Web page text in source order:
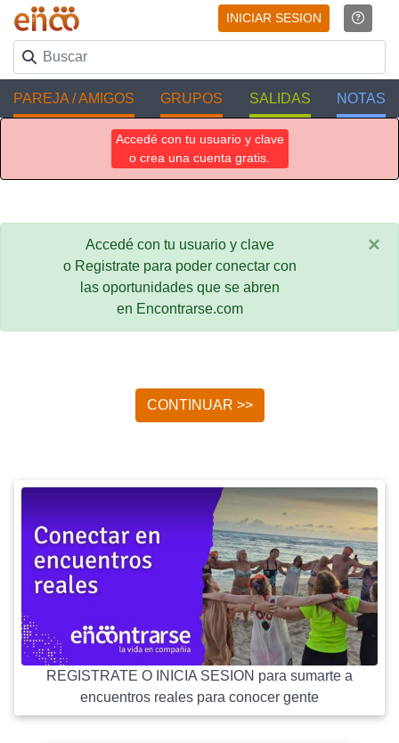
INICIAR SESION
PAREJA / AMIGOS GRUPOS SALIDAS NOTAS
Accedé con tu usuario y clave
o crea una cuenta gratis.
Accedé con tu usuario y clave
o Registrate para poder conectar con
las oportunidades que se abren
en Encontrarse.com
×
CONTINUAR >>
REGISTRATE O INICIA SESION para sumarte a
encuentros reales para conocer gente